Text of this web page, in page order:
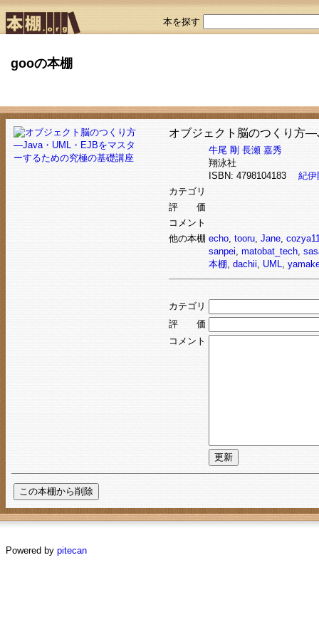
本を探す
gooの本棚
オブジェクト脳のつくり方
牛尾 剛 長瀬 嘉秀
翔泳社
ISBN: 4798104183 紀伊
カテゴリ
評 価
コメント
他の本棚 echo, tooru, Jane,
sanpei, matobat_tech,
本棚, dachii, UML,
カテゴリ
評 価
コメント
Powered by pitecan